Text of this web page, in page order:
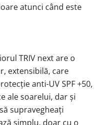
atunci când este
TRIV next are o
extensibilă, care
anti-UV SPF +50,
ale soarelui, dar și
supravegheați
simplu, doar cu o